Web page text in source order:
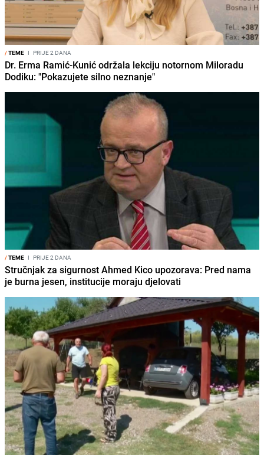
/TEME I PRIJE 2 DANA
Dr. Erma Ramić-Kunić održala lekciju notornom Miloradu
Dodiku: "Pokazujete silno neznanje"
/TEME I PRIJE 2 DANA
Stručnjak za sigurnost Ahmed Kico upozorava: Pred nama
je burna jesen, institucije moraju djelovati